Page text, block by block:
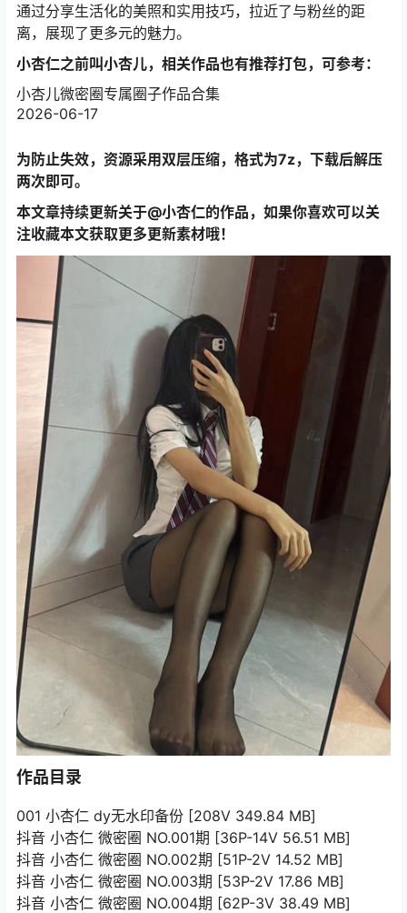
通过分享生活化的美照和实用技巧，拉近了与粉丝的距
离，展现了更多元的魅力。
小杏仁之前叫小杏儿，相关作品也有推荐打包，可参考：
小杏儿微密圈专属圈子作品合集
2026-06-17
为防止失效，资源采用双层压缩，格式为7z，下载后解压
两次即可。
本文章持续更新关于@小杏仁的作品，如果你喜欢可以关
注收藏本文获取更多更新素材哦！
作品目录
001 小杏仁 dy无水印备份 [208V 349.84 MB]
抖音 小杏仁 微密圈 NO.001期 [36P-14V 56.51 MB]
抖音 小杏仁 微密圈 NO.002期 [51P-2V 14.52 MB]
抖音 小杏仁 微密圈 NO.003期 [53P-2V 17.86 MB]
抖音 小杏仁 微密圈 NO.004期 [62P-3V 38.49 MB]